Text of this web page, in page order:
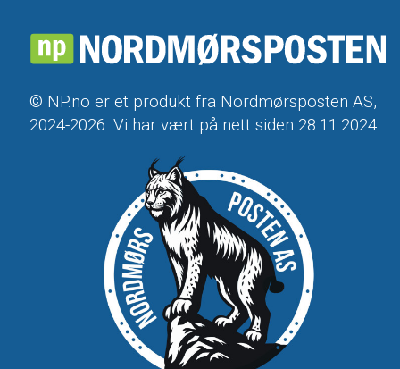
© NP.no er et produkt fra Nordmørsposten AS,
2024-2026. Vi har vært på nett siden 28.11.2024.